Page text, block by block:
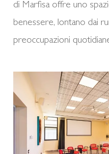
di Marfisa offre uno
benessere, lontano dai
preoccupazioni